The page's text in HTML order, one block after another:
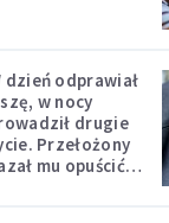
dzień odprawiał
w nocy
drugie
Przełożony
mu opuścić